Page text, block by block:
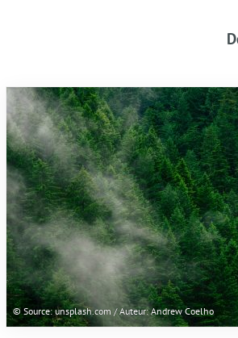
© Source: unsplash.com / Auteur: Andrew Coelho